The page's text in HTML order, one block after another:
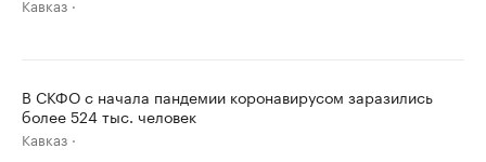
Кавказ
В СКФО с начала пандемии коронавирусом заразились
более 524 тыс. человек
Кавказ